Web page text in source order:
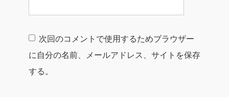
次回のコメントで使用するためブラウザー
に自分の名前、メールアドレス、サイトを保存
する。